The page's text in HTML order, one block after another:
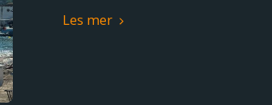
Les mer